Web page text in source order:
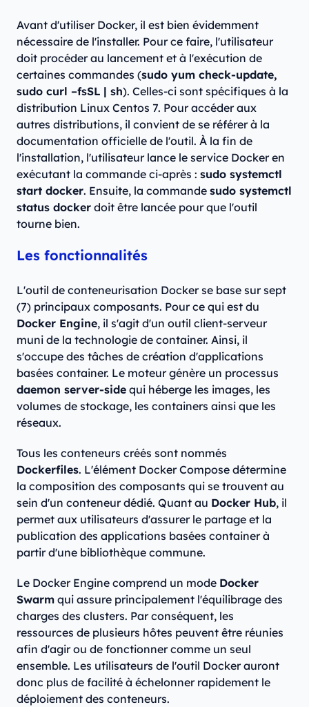
Avant d'utiliser Docker, il est bien évidemment
nécessaire de l'installer. Pour ce faire, l'utilisateur
doit procéder au lancement et à l'exécution de
certaines commandes (sudo yum check-update,
sudo curl –fsSL | sh). Celles-ci sont spécifiques à la
distribution Linux Centos 7. Pour accéder aux
autres distributions, il convient de se référer à la
documentation officielle de l'outil. À la fin de
l'installation, l'utilisateur lance le service Docker en
exécutant la commande ci-après : sudo systemctl
start docker. Ensuite, la commande sudo systemctl
status docker doit être lancée pour que l'outil
tourne bien.
Les fonctionnalités
L'outil de conteneurisation Docker se base sur sept
(7) principaux composants. Pour ce qui est du
Docker Engine, il s'agit d'un outil client-serveur
muni de la technologie de container. Ainsi, il
s'occupe des tâches de création d'applications
basées container. Le moteur génère un processus
daemon server-side qui héberge les images, les
volumes de stockage, les containers ainsi que les
réseaux.
Tous les conteneurs créés sont nommés
Dockerfiles. L'élément Docker Compose détermine
la composition des composants qui se trouvent au
sein d'un conteneur dédié. Quant au Docker Hub, il
permet aux utilisateurs d'assurer le partage et la
publication des applications basées container à
partir d'une bibliothèque commune.
Le Docker Engine comprend un mode Docker
Swarm qui assure principalement l'équilibrage des
charges des clusters. Par conséquent, les
ressources de plusieurs hôtes peuvent être réunies
afin d'agir ou de fonctionner comme un seul
ensemble. Les utilisateurs de l'outil Docker auront
donc plus de facilité à échelonner rapidement le
déploiement des conteneurs.